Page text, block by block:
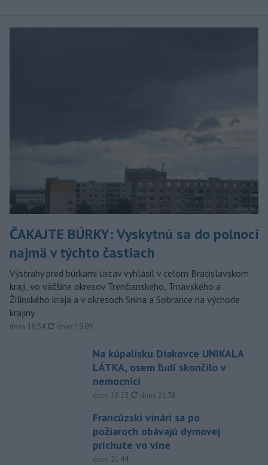
ČAKAJTE BÚRKY: Vyskytnú sa do polnoci
najmä v týchto častiach
Výstrahy pred búrkami ústav vyhlásil v celom Bratislavskom
kraji, vo väčšine okresov Trenčianskeho, Trnavského a
Žilinského kraja a v okresoch Snina a Sobrance na východe
krajiny.
dnes 18:54, aktualizované
dnes 19:09
Na kúpalisku Diakovce UNIKALA
LÁTKA, osem ľudí skončilo v
nemocnici
dnes 18:23, aktualizované
dnes 21:38
Francúzski vinári sa po
požiaroch obávajú dymovej
príchute vo víne
dnes 21:44